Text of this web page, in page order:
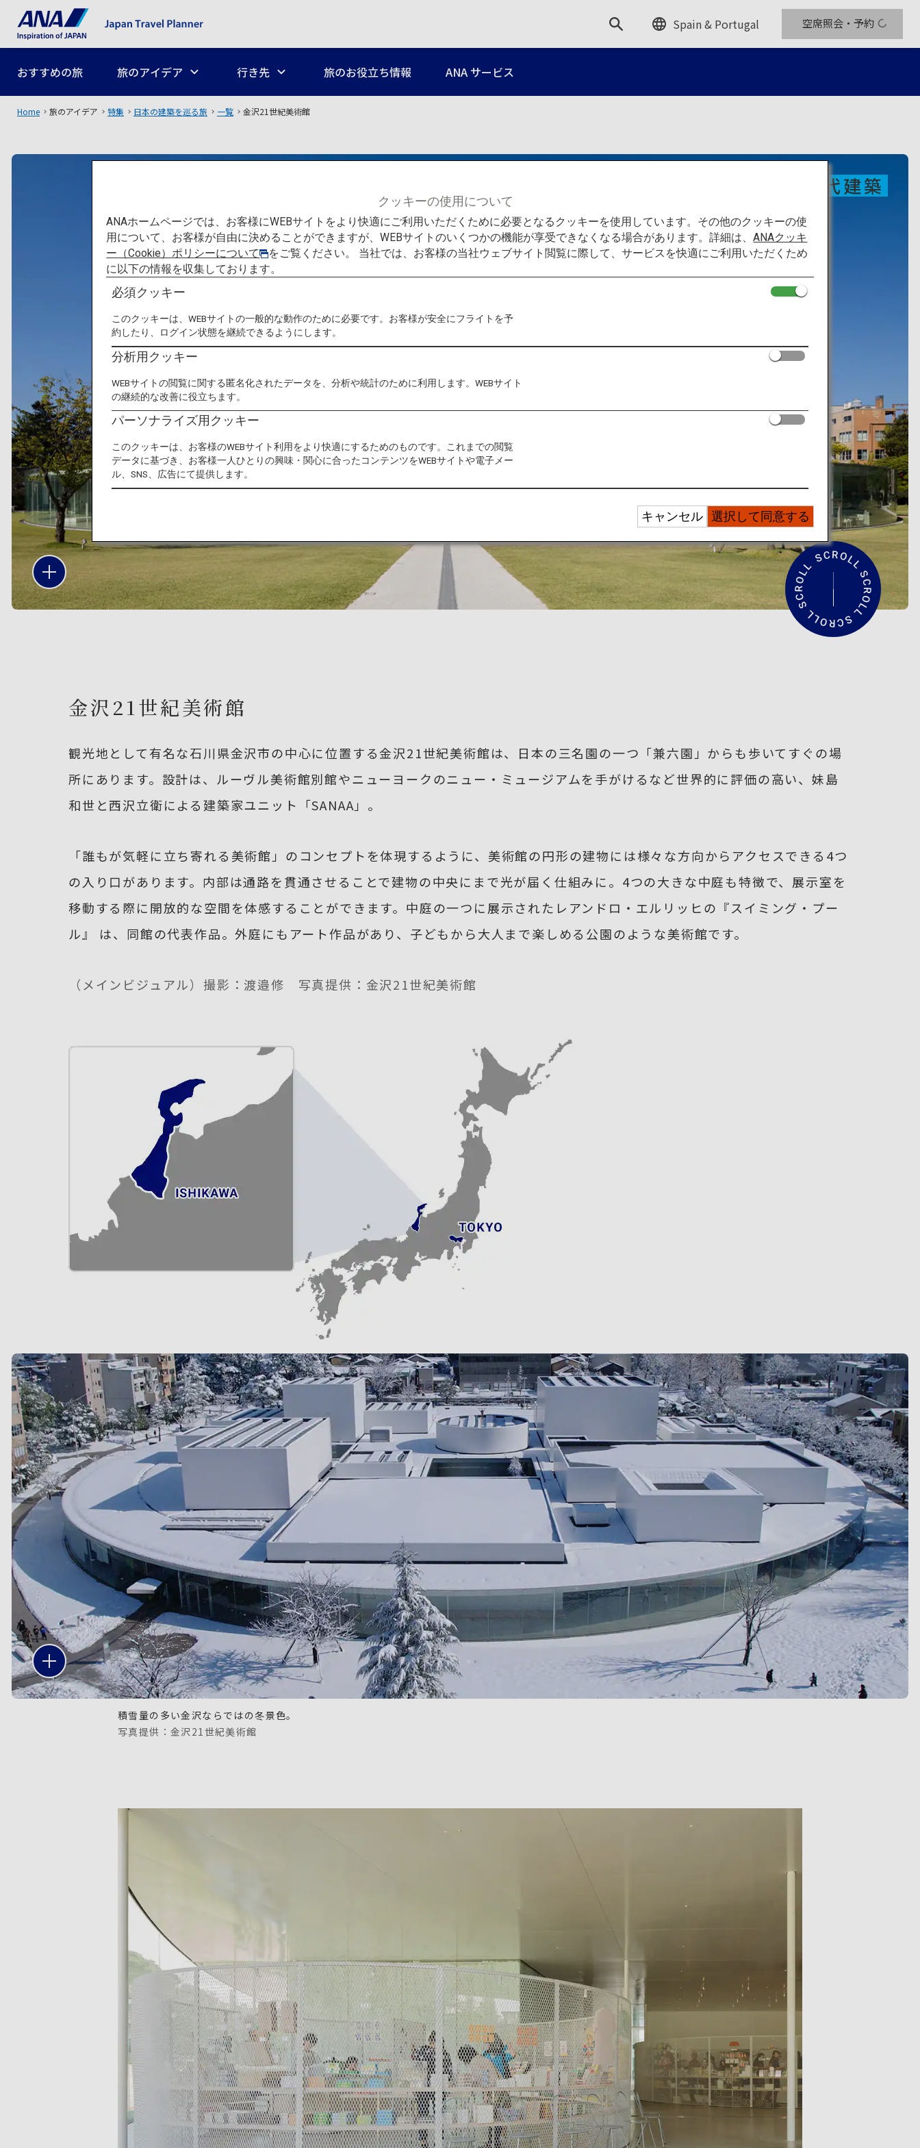
Spain & Portugal 空席照会・予約
おすすめの旅 旅のアイデア 行き先 旅のお役立ち情報 ANA サービス
Home 旅のアイデア 特集 日本の建築を巡る旅 一覧 金沢21世紀美術館
現代建築
紹
介
文
を
読
金沢21世紀美術館
観光地として有名な石川県金沢市の中心に位置する金沢21世紀美術館は、日本の三名園の一つ「兼六園」からも歩いてすぐの場
所にあります。設計は、ルーヴル美術館別館やニューヨークのニュー・ミュージアムを手がけるなど世界的に評価の高い、妹島
和世と西沢立衛による建築家ユニット「SANAA」。
「誰もが気軽に立ち寄れる美術館」のコンセプトを体現するように、美術館の円形の建物には様々な方向からアクセスできる4つ
の入り口があります。内部は通路を貫通させることで建物の中央にまで光が届く仕組みに。4つの大きな中庭も特徴で、展示室を
移動する際に開放的な空間を体感することができます。中庭の一つに展示されたレアンドロ・エルリッヒの『スイミング・プー
ル』 は、同館の代表作品。外庭にもアート作品があり、子どもから大人まで楽しめる公園のような美術館です。
（メインビジュアル）撮影：渡邉修 写真提供：金沢21世紀美術館
積雪量の多い金沢ならではの冬景色。
写真提供：金沢21世紀美術館
クッキーの使用について
ANAホームページでは、お客様にWEBサイトをより快適にご利用いただくために必要となるクッキーを使用しています。その他のクッキーの使
用について、お客様が自由に決めることができますが、WEBサイトのいくつかの機能が享受できなくなる場合があります。詳細は、ANAクッキ
ー（Cookie）ポリシーについて
をご覧ください。 当社では、お客様の当社ウェブサイト閲覧に際して、サービスを快適にご利用いただくため
に以下の情報を収集しております。
必須クッキー
このクッキーは、WEBサイトの一般的な動作のために必要です。お客様が安全にフライトを予
約したり、ログイン状態を継続できるようにします。
分析用クッキー
WEBサイトの閲覧に関する匿名化されたデータを、分析や統計のために利用します。WEBサイト
の継続的な改善に役立ちます。
パーソナライズ用クッキー
このクッキーは、お客様のWEBサイト利用をより快適にするためのものです。これまでの閲覧
データに基づき、お客様一人ひとりの興味・関心に合ったコンテンツをWEBサイトや電子メー
ル、SNS、広告にて提供します。
選択して同意する
キャンセル